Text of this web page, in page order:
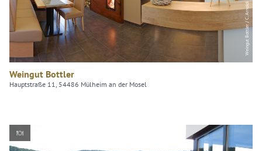
Weingut Bottler / C. Arnoldi
Weingut Bottler
Hauptstraße 11, 54486 Mülheim an der Mosel